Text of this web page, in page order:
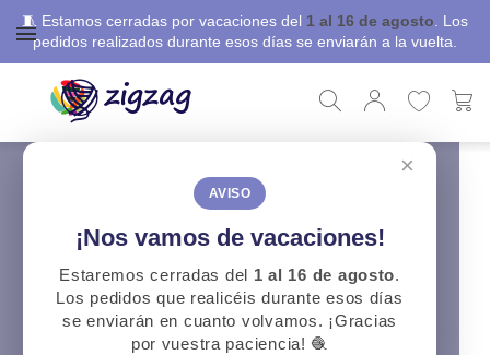
🧵 Estamos cerradas por vacaciones del 1 al 16 de agosto . Los
pedidos realizados durante esos días se enviarán a la vuelta.
×
AVISO
¡Nos vamos de vacaciones!
Estaremos cerradas del 1 al 16 de agosto.
Los pedidos que realicéis durante esos días
se enviarán en cuanto volvamos. ¡Gracias
por vuestra paciencia! 🧶
Punto y Ganchillo